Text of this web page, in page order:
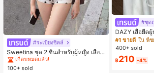
#ระเบียงชิลล์
Sweetina ชุด 2 ชิ้นสำหรับผู้หญิง เสื้อก
ล้ามเข้ารูปพิมพ์ลายจุดสีบล็อกหลังเปิด
และกางเกงขาสั้นเอวพับ
#1 ขายดี
เกือบหมดแล้ว!
#1 ขายดี
เกือบหมดแล้ว!
#1 ขายดี
เกือบหมดแล้ว!
100+ sold
#ชุด
DAZY เสื้อยืด
สำหรับฤดูร้อน
#1 ขายดี ใน พืช
400+ sold
฿210 -4%